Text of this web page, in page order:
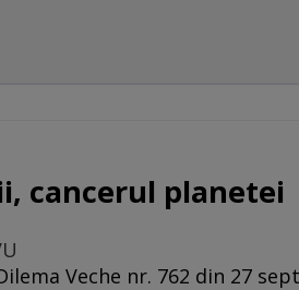
cancerul planetei
Veche nr. 762 din 27